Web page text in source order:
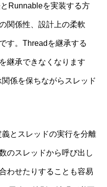
Runnableを実装する方
関係性、設計上の柔軟
す。Threadを継承する
継承できなくなります
係を保ちながらスレッド
とスレッドの実行を分離
のスレッドから呼び出し
わせたりすることも容易